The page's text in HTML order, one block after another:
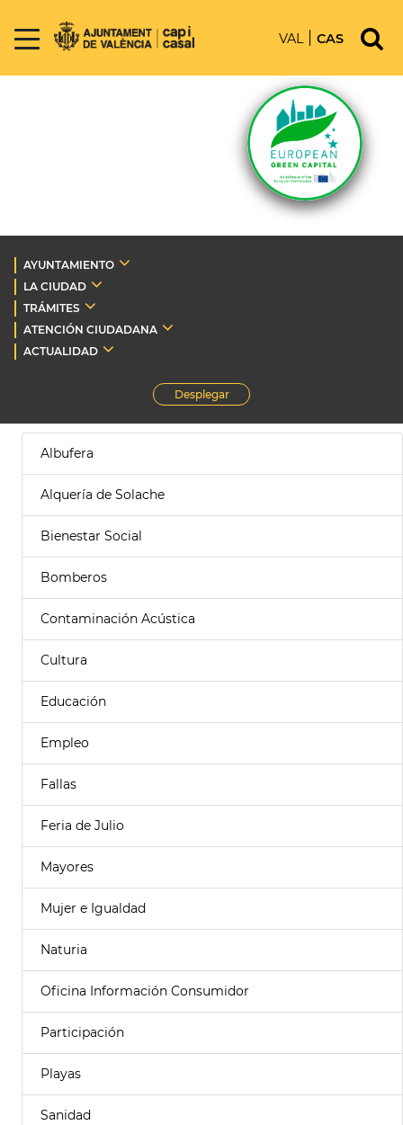
VAL CAS
AYUNTAMIENTO
LA CIUDAD
TRÁMITES
ATENCIÓN CIUDADANA
ACTUALIDAD
Desplegar
Albufera
Alquería de Solache
Bienestar Social
Bomberos
Contaminación Acústica
Cultura
Educación
Empleo
Fallas
Feria de Julio
Mayores
Mujer e Igualdad
Naturia
Oficina Información Consumidor
Participación
Playas
Sanidad